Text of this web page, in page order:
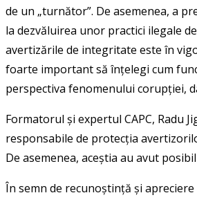
de un „turnător”. De asemenea, a
la dezvăluirea unor practici ilegale
avertizările de integritate este în
foarte important să înțelegi cum
perspectiva fenomenului corupției,
Formatorul și expertul CAPC,
responsabile de protecția
De asemenea, aceștia au avut
În semn de recunoștință și